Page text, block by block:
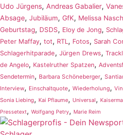
Udo Jürgens, Andreas Gabalier,
Absage, Jubiläum, GfK, Melissa
Geburtstag, DSDS, Eloy de Jong,
Peter Maffay, tot, RTL , Fotos, Sarah
Schlagerhitparade, Jürgen Drews,
de Angelo, Kastelruther Spatzen,
Sendetermin, Barbara Schöneberger,
Interview, Einschaltquote, Wiederholung,
Sonia Liebing, Kai Pflaume, Universal,
Pressetext, Wolfgang Petry, Marie Reim